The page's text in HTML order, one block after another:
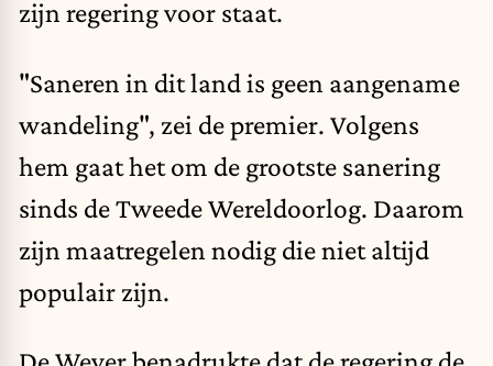
zijn regering voor staat.
"Saneren in dit land is geen aangename
wandeling", zei de premier. Volgens
hem gaat het om de grootste sanering
sinds de Tweede Wereldoorlog. Daarom
zijn maatregelen nodig die niet altijd
populair zijn.